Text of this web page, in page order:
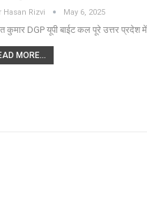
Hasan Rizvi May 6, 2025
कुमार DGP यूपी बाईट कल पूरे उत्तर प्रदेश
MORE...